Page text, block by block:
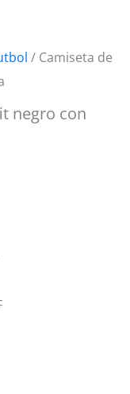
/ Camiseta de
negro con